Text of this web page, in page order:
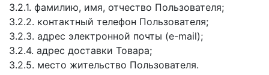
3.2.1. фамилию, имя, отчество Пользователя;
3.2.2. контактный телефон Пользователя;
3.2.3. адрес электронной почты (e-mail);
3.2.4. адрес доставки Товара;
3.2.5. место жительство Пользователя.